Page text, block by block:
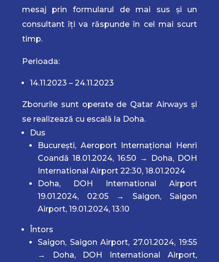
mesaj prin formularul de mai sus și un
consultant îți va răspunde în cel mai scurt
timp.
Perioada:
14.11.2023 – 24.11.2023
Zborurile sunt operate de Qatar Airways și
se realizează cu escală la Doha.
Dus
București, Aeroport Internațional Henri
Coandă 18.01.2024, 16:50 → Doha, DOH
International Airport 22:30, 18.01.2024
Doha, DOH International Airport
19.01.2024, 02:05 → Saigon, Saigon
Airport, 19.01.2024, 13:10
Întors
Saigon, Saigon Airport, 27.01.2024, 19:55
→ Doha, DOH International Airport,